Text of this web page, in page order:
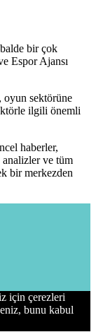
bir çok
Espor Ajansı
oyun sektörüne
ilgili önemli
haberler,
analizler ve tüm
bir merkezden
için çerezleri
bunu kabul